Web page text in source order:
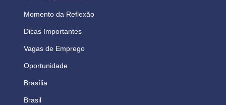
Momento da Reflexão
Dicas Importantes
Vagas de Emprego
Oportunidade
Brasília
Brasil